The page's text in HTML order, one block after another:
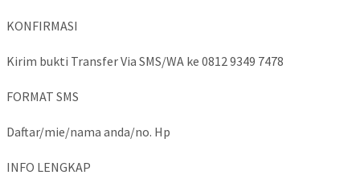
KONFIRMASI
Kirim bukti Transfer Via SMS/WA ke 0812 9349 7478
FORMAT SMS
Daftar/mie/nama anda/no. Hp
INFO LENGKAP